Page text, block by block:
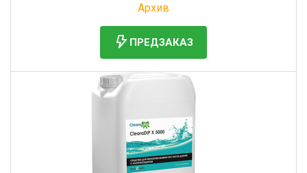
Архив
ПРЕДЗАКАЗ